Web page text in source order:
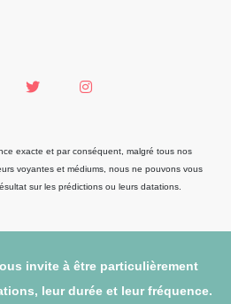
exacte et par conséquent, malgré tous nos
voyantes et médiums, nous ne pouvons vous
sur les prédictions ou leurs datations.
invite à être particulièrement
leur durée et leur fréquence.